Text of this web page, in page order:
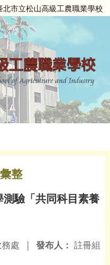
北市立松山高級工農職業學校
整
測驗「共同科目素養
發布人： 註冊組
處 |